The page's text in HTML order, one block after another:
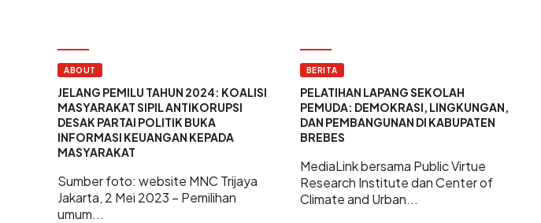
ABOUT
JELANG PEMILU TAHUN 2024: KOALISI
MASYARAKAT SIPIL ANTIKORUPSI
DESAK PARTAI POLITIK BUKA
INFORMASI KEUANGAN KEPADA
MASYARAKAT
Sumber foto: website MNC Trijaya
Jakarta, 2 Mei 2023 – Pemilihan
umum...
BERITA
PELATIHAN LAPANG SEKOLAH
PEMUDA: DEMOKRASI, LINGKUNGAN,
DAN PEMBANGUNAN DI KABUPATEN
BREBES
MediaLink bersama Public Virtue
Research Institute dan Center of
Climate and Urban...